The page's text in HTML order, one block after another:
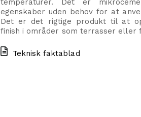
temperaturer. Det er
egenskaber uden behov for at
Det er det rigtige produkt til at
finish i områder som terrasser eller
Teknisk faktablad